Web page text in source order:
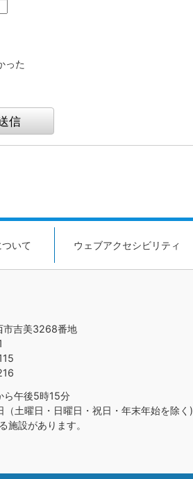
った
いて ウェブアクセシビリティ
吉美3268番地
ら午後5時15分
（土曜日・日曜日・祝日・年末年始を除く)
施設があります。